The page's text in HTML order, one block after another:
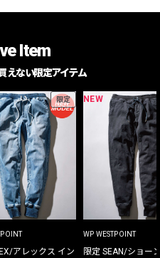
Item
えない限定アイテム
限定
アレックス イン
NEW
WP WESTPOINT
限定 SEAN/ショー